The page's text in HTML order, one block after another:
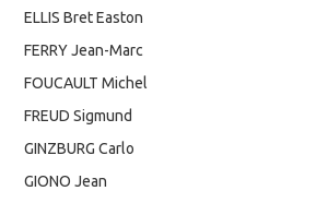
ELLIS Bret Easton
FERRY Jean-Marc
FOUCAULT Michel
FREUD Sigmund
GINZBURG Carlo
GIONO Jean